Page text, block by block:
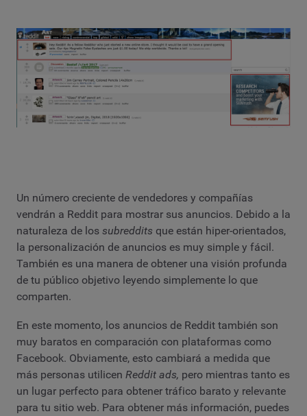
Un número creciente de vendedores y compañías
vendrán a Reddit para mostrar sus anuncios. Debido a la
naturaleza de los subreddits que están hiper-orientados,
la personalización de anuncios es muy simple y fácil.
También es una manera de obtener una visión profunda
de tu público objetivo leyendo simplemente lo que
comparten.
En este momento, los anuncios de Reddit también son
muy baratos en comparación con plataformas como
Facebook. Obviamente, esto cambiará a medida que
más personas utilicen Reddit ads, pero mientras tanto es
un lugar perfecto para obtener tráfico barato y relevante
para tu sitio web. Para obtener más información, puedes